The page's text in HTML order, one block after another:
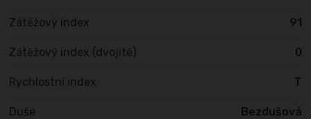
Zátěžový index 91
Zátěžový index (dvojitě) 0
Rychlostní index T
Duše Bezdušová